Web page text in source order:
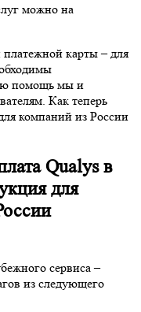
можно на
карты – для
помощь мы и
Как теперь
компаний из России
Qualys в
для
сервиса –
из следующего